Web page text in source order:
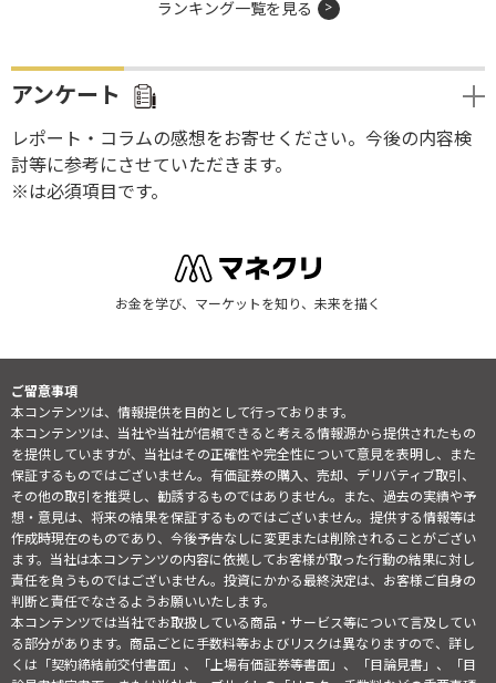
ランキング一覧を見る
アンケート
レポート・コラムの感想をお寄せください。今後の内容検
討等に参考にさせていただきます。
※は必須項目です。
お金を学び、マーケットを知り、未来を描く
ご留意事項
本コンテンツは、情報提供を目的として行っております。
本コンテンツは、当社や当社が信頼できると考える情報源から提供されたもの
を提供していますが、当社はその正確性や完全性について意見を表明し、また
保証するものではございません。有価証券の購入、売却、デリバティブ取引、
その他の取引を推奨し、勧誘するものではありません。また、過去の実績や予
想・意見は、将来の結果を保証するものではございません。提供する情報等は
作成時現在のものであり、今後予告なしに変更または削除されることがござい
ます。当社は本コンテンツの内容に依拠してお客様が取った行動の結果に対し
責任を負うものではございません。投資にかかる最終決定は、お客様ご自身の
判断と責任でなさるようお願いいたします。
本コンテンツでは当社でお取扱している商品・サービス等について言及してい
る部分があります。商品ごとに手数料等およびリスクは異なりますので、詳し
くは「契約締結前交付書面」、「上場有価証券等書面」、「目論見書」、「目